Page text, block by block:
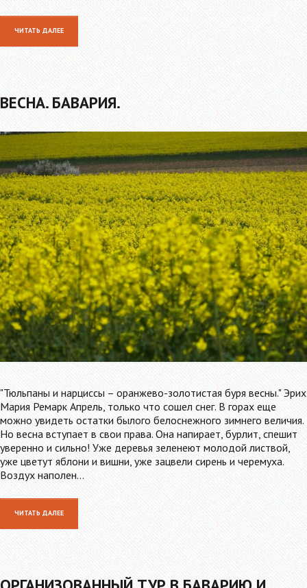
ЧИТАТЬ ДАЛЕЕ
ВЕСНА. БАВАРИЯ.
"Тюльпаны и нарциссы – оранжево-золотистая буря весны." Эрих
Мария Ремарк Апрель, только что сошел снег. В горах еще
можно увидеть остатки былого белоснежного зимнего величия.
Но весна вступает в свои права. Она напирает, бурлит, спешит
уверенно и сильно! Уже деревья зеленеют молодой листвой,
уже цветут яблони и вишни, уже зацвели сирень и черемуха.
Воздух наполен…
ЧИТАТЬ ДАЛЕЕ